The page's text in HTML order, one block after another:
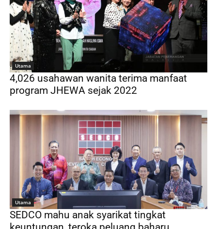
Utama
4,026 usahawan wanita terima manfaat
program JHEWA sejak 2022
Utama
SEDCO mahu anak syarikat tingkat